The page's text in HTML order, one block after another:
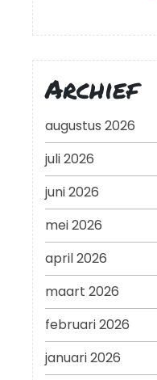
Archief
augustus 2026
juli 2026
juni 2026
mei 2026
april 2026
maart 2026
februari 2026
januari 2026